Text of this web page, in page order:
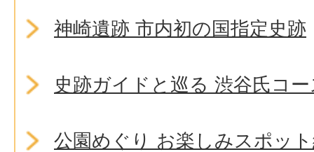
神崎遺跡 市内初の国指定史跡
史跡ガイドと巡る 渋谷氏コ
公園めぐり お楽しみスポッ